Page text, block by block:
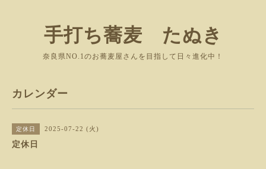
手打ち蕎麦 たぬき
奈良県NO.1のお蕎麦屋さんを目指して日々進化中！
カレンダー
定休日 2025-07-22 (火)
定休日